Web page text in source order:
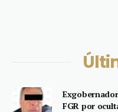
FGR por